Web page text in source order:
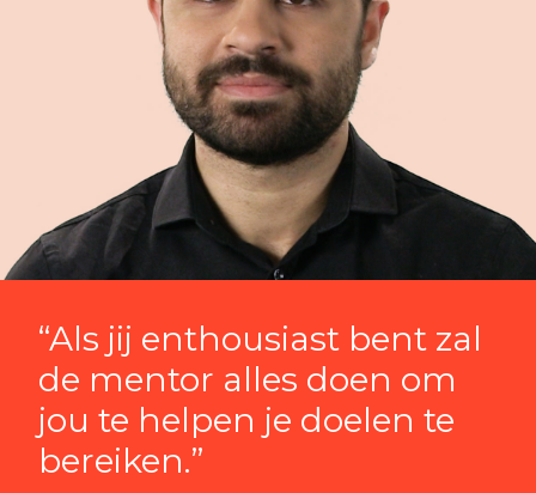
“Als jij enthousiast bent zal
de mentor alles doen om
jou te helpen je doelen te
bereiken.”